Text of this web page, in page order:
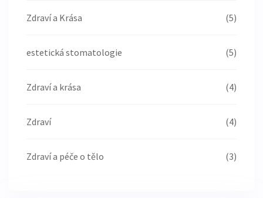
Zdraví a Krása (5)
estetická stomatologie (5)
Zdraví a krása (4)
Zdraví (4)
Zdraví a péče o tělo (3)